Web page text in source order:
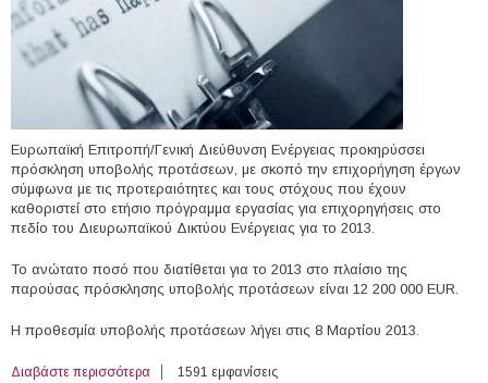
Ευρωπαϊκή Επιτροπή/Γενική Διεύθυνση Ενέργειας προκηρύσσει
πρόσκληση υποβολής προτάσεων, με σκοπό την επιχορήγηση έργων
σύμφωνα με τις προτεραιότητες και τους στόχους που έχουν
καθοριστεί στο ετήσιο πρόγραμμα εργασίας για επιχορηγήσεις στο
πεδίο του Διευρωπαϊκού Δικτύου Ενέργειας για το 2013.
Το ανώτατο ποσό που διατίθεται για το 2013 στο πλαίσιο της
παρούσας πρόσκλησης υποβολής προτάσεων είναι 12 200 000 EUR.
Η προθεσμία υποβολής προτάσεων λήγει στις 8 Μαρτίου 2013.
Διαβάστε περισσότερα για Πρόσκληση υποβολής προτάσεων στο πλαίσιο του
1591 εμφανίσεις